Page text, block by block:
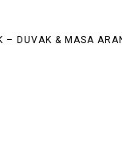
– DUVAK & MASA